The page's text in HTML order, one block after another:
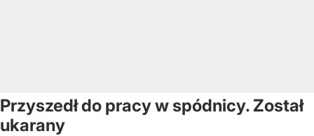
Przyszedł do pracy w spódnicy. Został
ukarany